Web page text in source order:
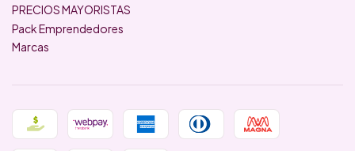
PRECIOS MAYORISTAS
Pack Emprendedores
Marcas